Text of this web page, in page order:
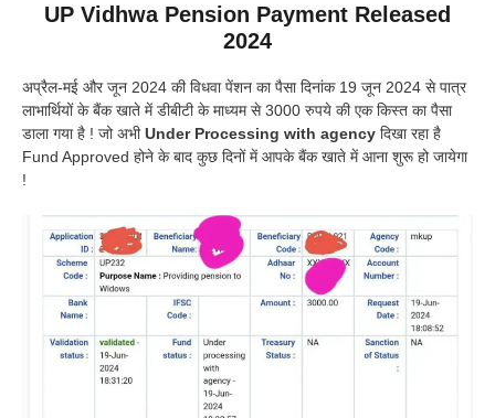
UP Vidhwa Pension Payment Released
2024
अप्रैल-मई और जून 2024 की विधवा पेंशन का पैसा दिनांक 19 जून 2024 से पात्र
लाभार्थियों के बैंक खाते में डीबीटी के माध्यम से 3000 रुपये की एक किस्त का पैसा
डाला गया है ! जो अभीUnder Processing with agency दिखा रहा है
Fund Approved होने के बाद कुछ दिनों में आपके बैंक खाते में आना शुरू हो जायेगा
!